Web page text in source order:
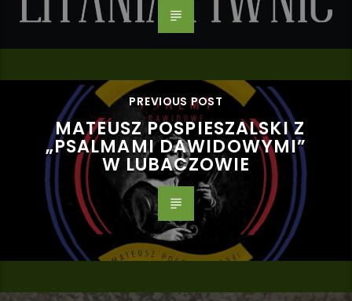
PREVIOUS POST
MATEUSZ POSPIESZALSKI Z
„PSALMAMI DAWIDOWYMI”
W LUBACZOWIE